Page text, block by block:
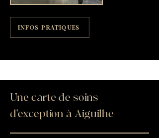
INFOS PRATIQUES
Une carte de soins
d'exception à Aiguilhe